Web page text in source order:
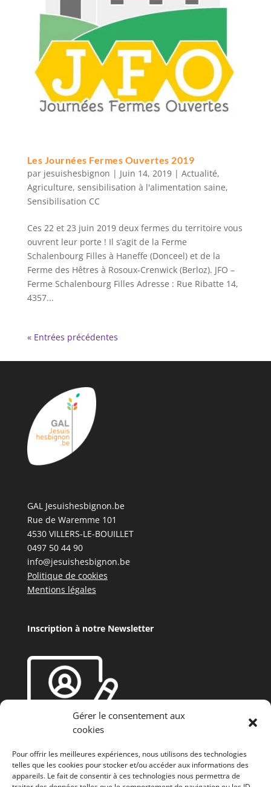
Gérer le consentement aux
cookies
Pour offrir les meilleures expériences, nous utilisons des technologies
telles que les cookies pour stocker et/ou accéder aux informations des
appareils. Le fait de consentir à ces technologies nous permettra de
Les Journées Fermes Ouvertes 2019
par jesuishesbignon | Juin 14, 2019| Actualité,
Agriculture, sensibilisation à l'alimentation saine,
Sensibilisation CC
Ces 22 et 23 juin 2019 deux fermes du territoire vous
ouvrent leur porte ! Il s’agit de la Ferme
Schalenbourg Filles à Haneffe (Donceel) et de la
Ferme des Hêtres à Rosoux-Crenwick (Berloz). JFO –
Ferme Schalenbourg Filles Adresse : Rue Ribatte 14,
4357...
« Entrées précédentes
GAL Jesuishesbignon.be
Rue de Waremme 101
4530 VILLERS-LE-BOUILLET
0497 50 44 90
info@jesuishesbignon.be
Politique de cookies
Mentions légales
Inscription à notre Newsletter